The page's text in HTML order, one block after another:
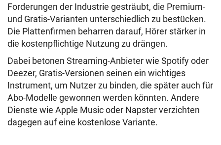
Forderungen der Industrie gesträubt, die Premium-
und Gratis-Varianten unterschiedlich zu bestücken.
Die Plattenfirmen beharren darauf, Hörer stärker in
die kostenpflichtige Nutzung zu drängen.
Dabei betonen Streaming-Anbieter wie Spotify oder
Deezer, Gratis-Versionen seinen ein wichtiges
Instrument, um Nutzer zu binden, die später auch für
Abo-Modelle gewonnen werden könnten. Andere
Dienste wie Apple Music oder Napster verzichten
dagegen auf eine kostenlose Variante.